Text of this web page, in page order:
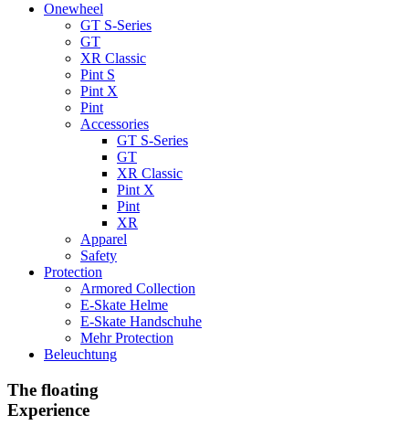
Onewheel
GT S-Series
GT
XR Classic
Pint S
Pint X
Pint
Accessories
GT S-Series
GT
XR Classic
Pint X
Pint
XR
Apparel
Safety
Protection
Armored Collection
E-Skate Helme
E-Skate Handschuhe
Mehr Protection
Beleuchtung
The floating
Experience